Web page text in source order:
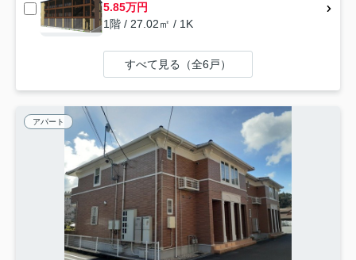
5.85万円
1階 / 27.02㎡ / 1K
すべて見る（全6戸）
アパート